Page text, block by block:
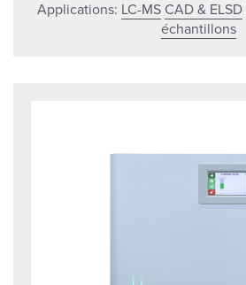
Applications: LC-MS CAD & ELSD
échantillons